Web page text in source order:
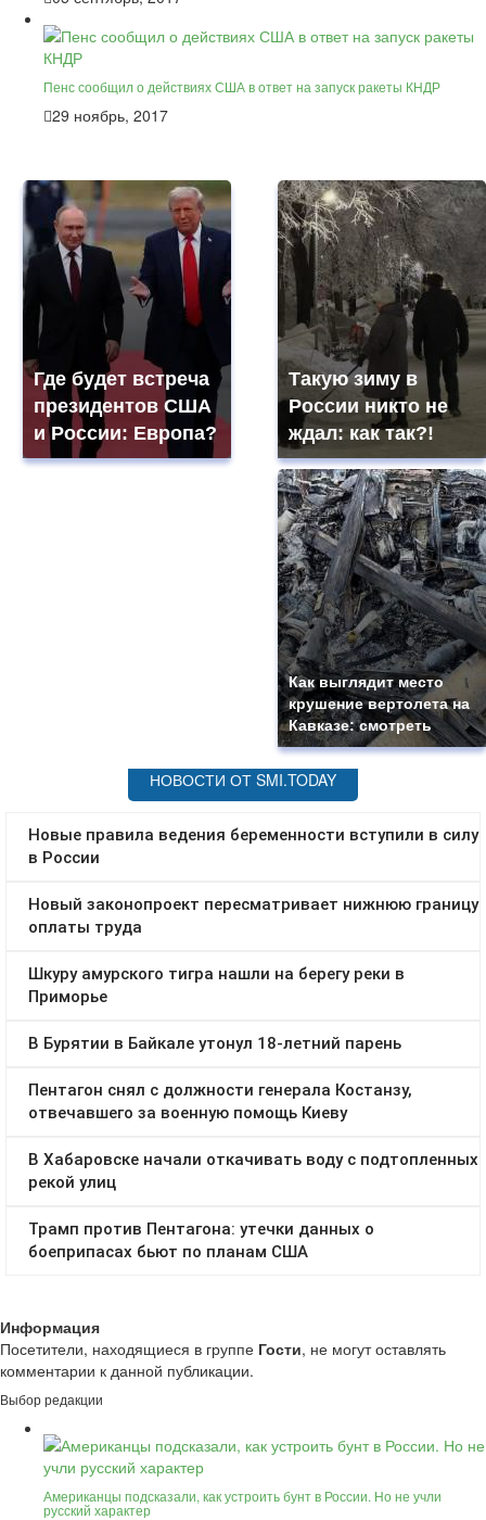
Пенс сообщил о действиях США в ответ на запуск ракеты КНДР
29 ноябрь, 2017
Где будет встреча
президентов США
и России: Европа?
Такую зиму в
России никто не
ждал: как так?!
Как выглядит место
крушение вертолета на
Кавказе: смотреть
Информация
Посетители, находящиеся в группе Гости, не могут оставлять
комментарии к данной публикации.
Выбор редакции
Американцы подсказали, как устроить бунт в России. Но не учли
русский характер